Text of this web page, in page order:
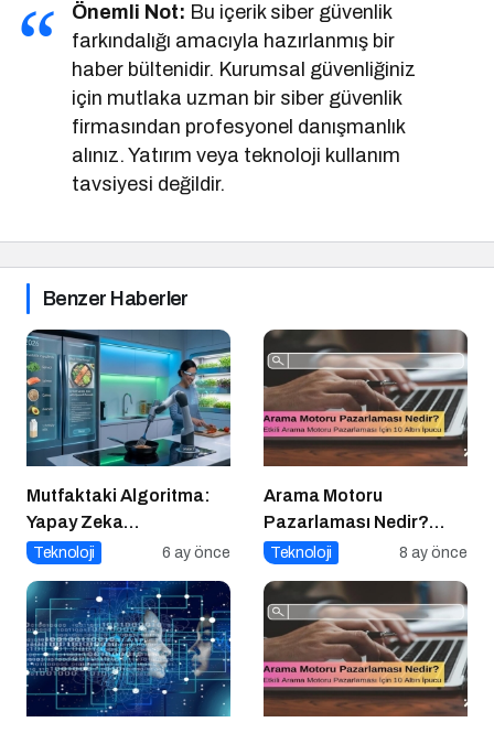
Önemli Not: Bu içerik siber güvenlik
farkındalığı amacıyla hazırlanmış bir
haber bültenidir. Kurumsal güvenliğiniz
için mutlaka uzman bir siber güvenlik
firmasından profesyonel danışmanlık
alınız. Yatırım veya teknoloji kullanım
tavsiyesi değildir.
Benzer Haberler
Mutfaktaki Algoritma:
Yapay Zeka
Gastronomiyi Nasıl
Teknoloji 6 ay önce
Arama Motoru
Pazarlaması Nedir?
Etkili Arama Motoru
Altın İpucu
Teknoloji 8 ay önce